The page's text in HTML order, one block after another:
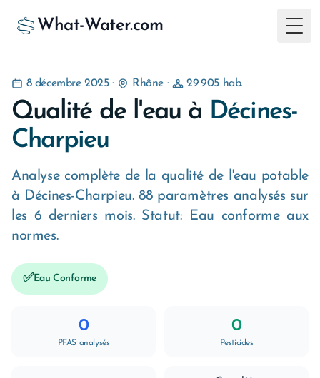
What-Water.com
8 décembre 2025· Rhône · 29 905 hab.
Qualité de l'eau à Décines-
Charpieu
Analyse complète de la qualité de l'eau potable
à Décines-Charpieu. 88 paramètres analysés sur
les 6 derniers mois. Statut: Eau conforme aux
normes.
✅Eau Conforme
0
PFAS analysés
0
Pesticides